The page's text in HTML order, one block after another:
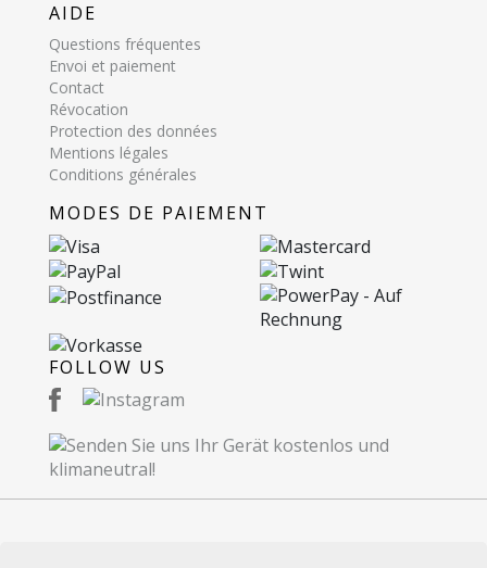
AIDE
Questions fréquentes
Envoi et paiement
Contact
Révocation
Protection des données
Mentions légales
Conditions générales
MODES DE PAIEMENT
FOLLOW US